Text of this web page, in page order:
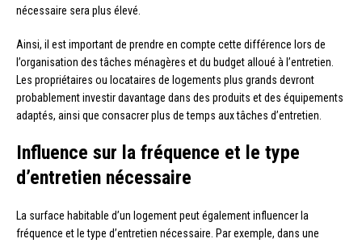
nécessaire sera plus élevé.
Ainsi, il est important de prendre en compte cette différence lors de
l’organisation des tâches ménagères et du budget alloué à l’entretien.
Les propriétaires ou locataires de logements plus grands devront
probablement investir davantage dans des produits et des équipements
adaptés, ainsi que consacrer plus de temps aux tâches d’entretien.
Influence sur la fréquence et le type
d’entretien nécessaire
La surface habitable d’un logement peut également influencer la
fréquence et le type d’entretien nécessaire. Par exemple, dans une